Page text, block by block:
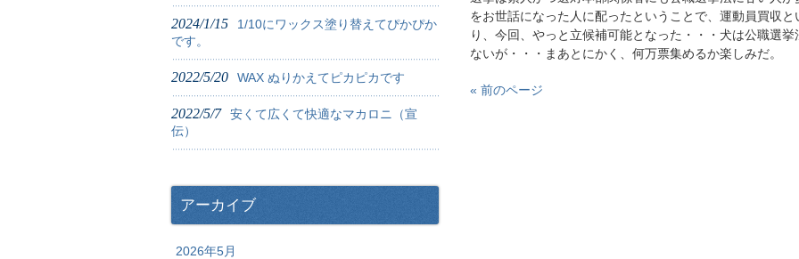
をお世話になった人に配ったということで、運動員買収
り、今回、やっと立候補可能となった・・・犬は公職選
ないが・・・まあとにかく、何万票集めるか楽しみだ。
« 前のページ
2024/1/15
1/10にワックス塗り替えてぴかぴか
です。
2022/5/20 WAX ぬりかえてピカピカです
2022/5/7
安くて広くて快適なマカロニ（宣
伝）
アーカイブ
2026年5月